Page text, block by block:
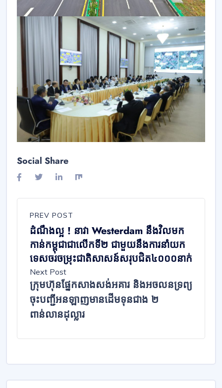
Social Share
PREV POST
ដំណឹងល្អ ! នាវា Westerdam នឹងវិលមក
កាន់កម្ពុជាជាលើកទី២ ជាមួយនឹងការនាំយក
ទេសចរចម្រុះជាតិសាសន៍សរុបជិត៤០០០នាក់
Next Post
ក្រុមហ៊ុនផ្នែកសាងសង់អគារ និងអចលនទ្រព្យ
ចុះបញ្ជីអនឡាញមានដើមទុនជាង ២
ពាន់លានដុល្លារ